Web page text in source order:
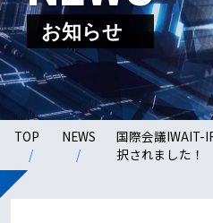
お知らせ
TOP NEWS
国際会議IWAIT-
択されました！